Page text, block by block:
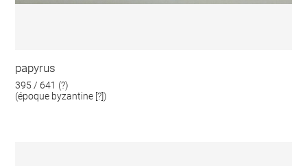
papyrus
395 / 641 (?)
(époque byzantine [?])